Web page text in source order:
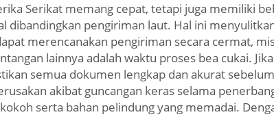
Serikat memang cepat, tetapi juga memiliki
dibandingkan pengiriman laut. Hal ini
merencanakan pengiriman secara cermat,
lainnya adalah waktu proses bea cukai.
semua dokumen lengkap dan akurat
akibat guncangan keras selama
serta bahan pelindung yang memadai.